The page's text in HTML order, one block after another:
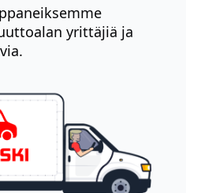
yrittäjiä ja